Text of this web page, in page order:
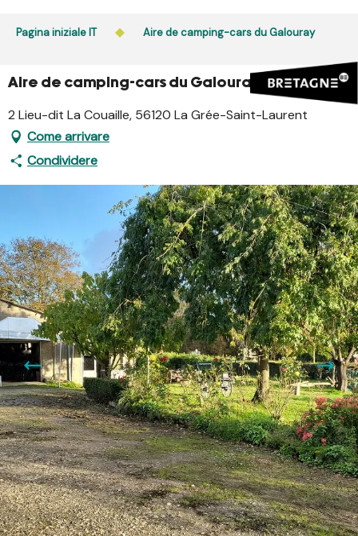
Pagina iniziale IT Aire de camping-cars du Galouray
Aire de camping-cars du Galouray
2 Lieu-dit La Couaille, 56120 La Grée-Saint-Laurent
Come arrivare
Condividere